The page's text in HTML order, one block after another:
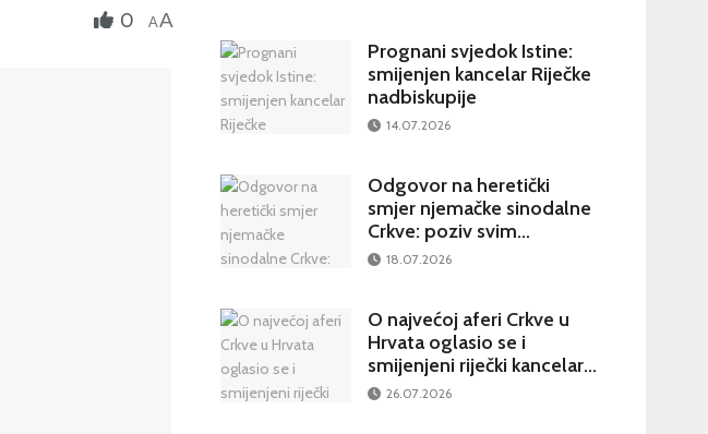
0 AA
Hrvatsku
Prognani svjedok Istine:
smijenjen kancelar Riječke
nadbiskupije
14.07.2026
Odgovor na heretički
smjer njemačke sinodalne
Crkve: poziv svim
katolicima na potpisivanje
18.07.2026
O najvećoj aferi Crkve u
Hrvata oglasio se i
smijenjeni riječki kancelar:
kultura šutnje stvara nove
26.07.2026